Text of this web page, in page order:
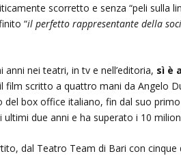
scorretto e senza “peli sulla
“il perfetto rappresentante della
nei teatri, in tv e nell’editoria, sì è
film scritto a quattro mani da Angelo
box office italiano, fin dal suo
due anni e ha superato i 10
dal Teatro Team di Bari con